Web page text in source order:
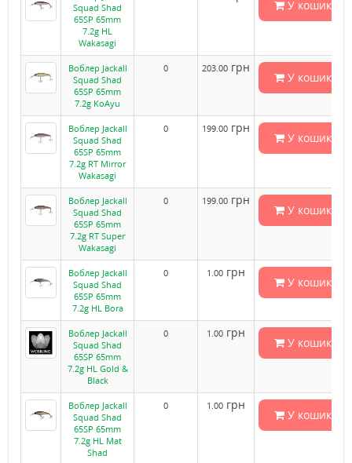
Squad Shad
65SP 65mm
7.2g HL
Wakasagi
У кошик
Воблер Jackall
Squad Shad
65SP 65mm
7.2g KoAyu
0 203.00 грн
У кошик
Воблер Jackall
Squad Shad
65SP 65mm
7.2g RT Mirror
Wakasagi
0 199.00 грн
У кошик
Воблер Jackall
Squad Shad
65SP 65mm
7.2g RT Super
Wakasagi
0 199.00 грн
У кошик
Воблер Jackall
Squad Shad
65SP 65mm
7.2g HL Bora
0 1.00 грн
У кошик
Воблер Jackall
Squad Shad
65SP 65mm
7.2g HL Gold &
Black
0 1.00 грн
У кошик
Воблер Jackall
Squad Shad
65SP 65mm
7.2g HL Mat
Shad
0 1.00 грн
У кошик